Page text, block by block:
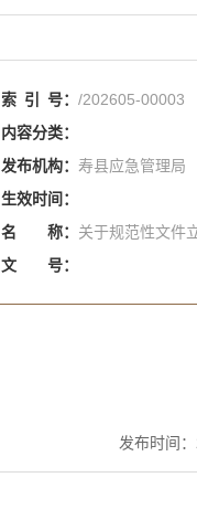
索 引 号： /202605-00003
内容分类：
发布机构： 寿县应急管理局
生效时间：
名
称： 关于规范性文件
文
号：
发布时间